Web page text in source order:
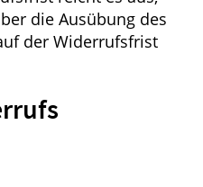
die Ausübung des
der Widerrufsfrist